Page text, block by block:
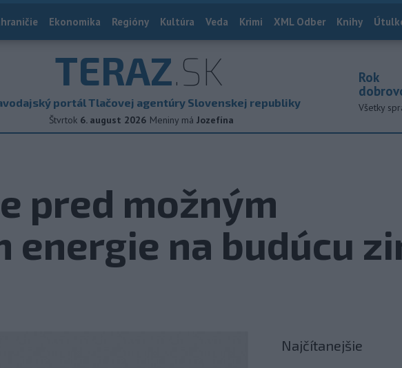
Ekonomika Regióny Kultúra Veda Krimi XML Odber Knihy
TERAZ.SK
portál Tlačovej agentúry Slovenskej republiky
Štvrtok 6. august 2026 Meniny má Jozefína
Rok
Všetky
pred možným
energie na budúcu
Najčítanejšie